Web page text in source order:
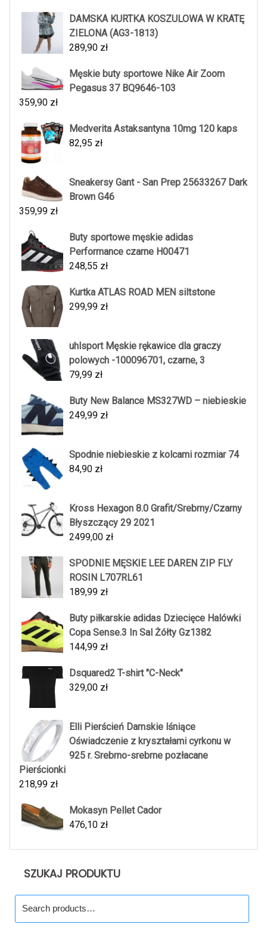
DAMSKA KURTKA KOSZULOWA W KRATĘ
ZIELONA (AG3-1813)
289,90 zł
Męskie buty sportowe Nike Air Zoom
Pegasus 37 BQ9646-103
359,90 zł
Medverita Astaksantyna 10mg 120 kaps
82,95 zł
Sneakersy Gant - San Prep 25633267 Dark
Brown G46
359,99 zł
Buty sportowe męskie adidas
Performance czarne H00471
248,55 zł
Kurtka ATLAS ROAD MEN siltstone
299,99 zł
uhlsport Męskie rękawice dla graczy
polowych -100096701, czarne, 3
79,99 zł
Buty New Balance MS327WD – niebieskie
249,99 zł
Spodnie niebieskie z kolcami rozmiar 74
84,90 zł
Kross Hexagon 8.0 Grafit/Srebrny/Czarny
Błyszczący 29 2021
2499,00 zł
SPODNIE MĘSKIE LEE DAREN ZIP FLY
ROSIN L707RL61
189,99 zł
Buty piłkarskie adidas Dziecięce Halówki
Copa Sense.3 In Sal Żółty Gz1382
144,99 zł
Dsquared2 T-shirt "C-Neck"
329,00 zł
Elli Pierścień Damskie lśniące
Oświadczenie z kryształami cyrkonu w
925 r. Srebrno-srebrne pozłacane
Pierścionki
218,99 zł
Mokasyn Pellet Cador
476,10 zł
SZUKAJ PRODUKTU
for: